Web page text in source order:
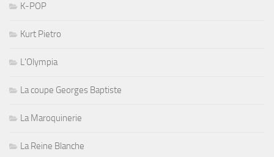
K-POP
Kurt Pietro
L'Olympia
La coupe Georges Baptiste
La Maroquinerie
La Reine Blanche